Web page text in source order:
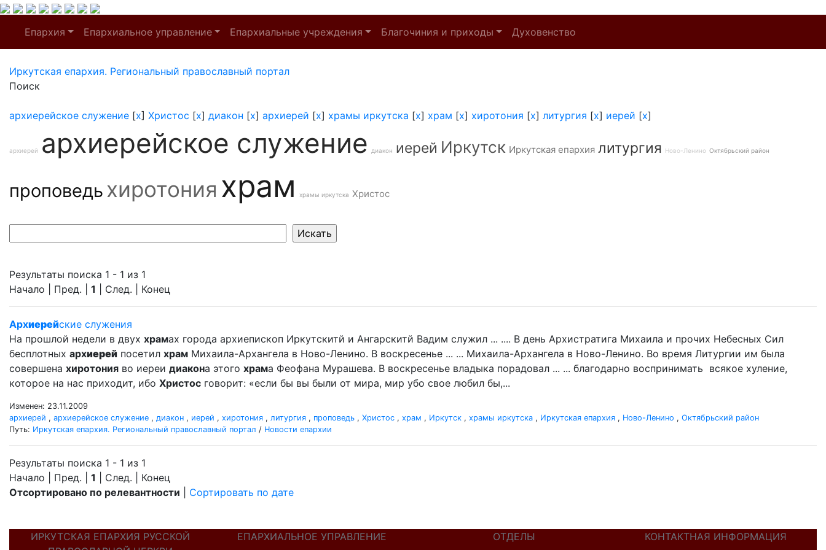
Епархия Епархиальное управление Епархиальные учреждения Благочиния и приходы Духовенство
Иркутская епархия. Региональный православный портал
Поиск
архиерейское служение [x] Христос [x] диакон [x] архиерей [x] храмы иркутска [x] храм [x] хиротония [x] литургия [x] иерей [x]
архиерей архиерейское служение диакон иерей Иркутск Иркутская епархия литургия Ново-Ленино Октябрьский район
проповедь хиротония храм храмы иркутска Христос
Результаты поиска 1 - 1 из 1
Начало | Пред. | 1 | След. | Конец
Архиерейские служения
На прошлой недели в двух храмах города архиепископ Иркутскитй и Ангарскитй Вадим служил ... .... В день Архистратига Михаила и прочих Небесных Сил
бесплотных архиерей посетил храм Михаила-Архангела в Ново-Ленино. В воскресенье ... ... Михаила-Архангела в Ново-Ленино. Во время Литургии им была
совершена хиротония во иереи диакона этого храма Феофана Мурашева. В воскресенье владыка порадовал ... ... благодарно воспринимать всякое хуление,
которое на нас приходит, ибо Христос говорит: «если бы вы были от мира, мир убо свое любил бы,...
Изменен: 23.11.2009
архиерей , архиерейское служение , диакон , иерей , хиротония , литургия , проповедь , Христос , храм , Иркутск , храмы иркутска , Иркутская епархия , Ново-Ленино , Октябрьский район
Путь: Иркутская епархия. Региональный православный портал / Новости епархии
Результаты поиска 1 - 1 из 1
Начало | Пред. | 1 | След. | Конец
Отсортировано по релевантности
Сортировать по дате
ИРКУТСКАЯ ЕПАРХИЯ РУССКОЙ
ЕПАРХИАЛЬНОЕ УПРАВЛЕНИЕ ОТДЕЛЫ КОНТАКТНАЯ ИНФОРМАЦИЯ